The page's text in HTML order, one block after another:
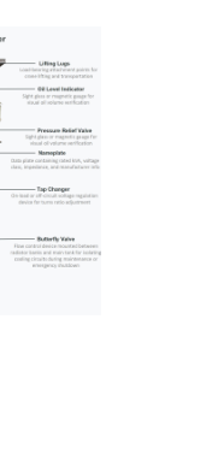
αγοραστές να
τη σχεδίαση
του ζυγού, του
και του
συστήματος LV
μόνο την
στους χειριστές να
τη στάθμη
θερμοκρασία